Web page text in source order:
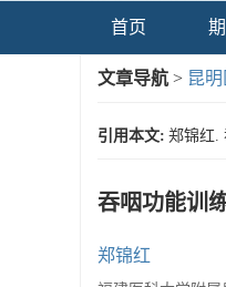
首页
文章导航 > 昆
引用本文: 郑锦红.
吞咽功能训
郑锦红